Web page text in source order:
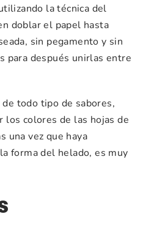
la técnica del
doblar el papel hasta
sin pegamento y sin
para después unirlas entre
todo tipo de sabores,
los colores de las hojas de
una vez que haya
forma del helado, es muy